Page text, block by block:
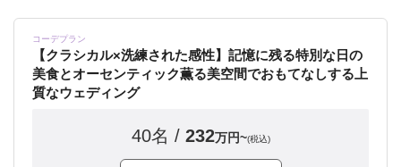
コーデプラン
【クラシカル×洗練された感性】記憶に残る特別な日の
美食とオーセンティック薫る美空間でおもてなしする上
質なウェディング
40名 /232万円~(税込)